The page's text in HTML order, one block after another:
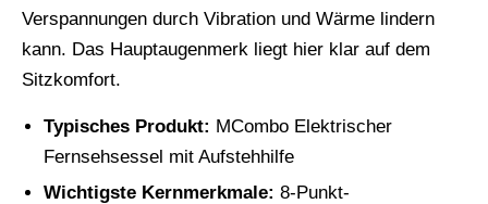
Verspannungen durch Vibration und Wärme lindern
kann. Das Hauptaugenmerk liegt hier klar auf dem
Sitzkomfort.
Typisches Produkt: MCombo Elektrischer
Fernsehsessel mit Aufstehhilfe
Wichtigste Kernmerkmale: 8-Punkt-